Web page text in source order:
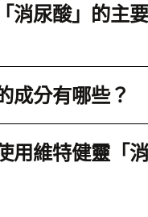
消尿酸」的主
成分有哪些？
用維特健靈「